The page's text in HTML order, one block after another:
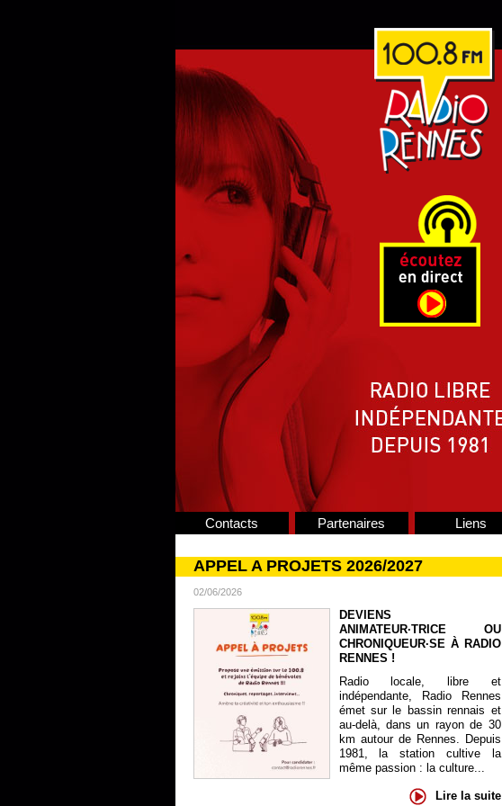
Contacts Partenaires Liens
APPEL A PROJETS 2026/2027
02/06/2026
DEVIENS
ANIMATEUR·TRICE OU
CHRONIQUEUR·SE À RADIO
RENNES !
Radio locale, libre et
indépendante, Radio Rennes
émet sur le bassin rennais et
au-delà, dans un rayon de 30
km autour de Rennes. Depuis
1981, la station cultive la
même passion : la culture...
Lire la suite